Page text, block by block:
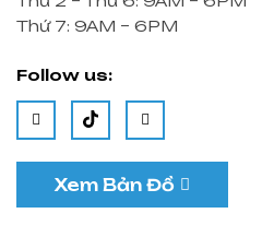
Thứ 7: 9AM – 6PM
Follow us:
Xem Bản Đồ